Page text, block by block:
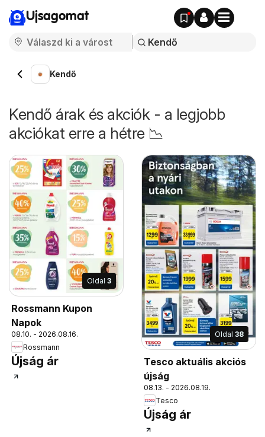
Ujsagomat
Kendő
Kendő árak és akciók - a legjobb
akciókat erre a hétre 📉
Oldal 3
Rossmann Kupon
Napok
08.10. - 2026.08.16.
Rossmann
Újság ár
Oldal 38
Tesco aktuális akciós
újság
08.13. - 2026.08.19.
Tesco
Újság ár